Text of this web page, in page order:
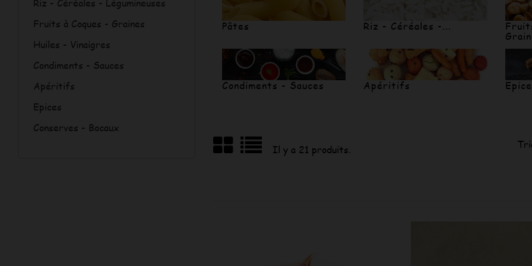
Riz - Céréales - Légumineuses
Fruits à Coques - Graines
Huiles - Vinaigres
Condiments - Sauces
Apéritifs
Epices
Conserves - Bocaux
Pâtes Riz - Céréales -...
Condiments - Sauces Apéritifs
Il y a 21 produits.